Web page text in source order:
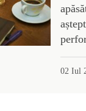
02 Iul